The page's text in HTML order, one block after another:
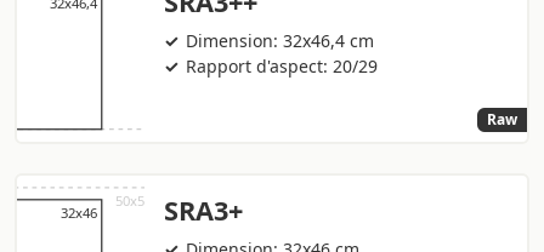
Dimension: 32x46,4 cm
Rapport d'aspect: 20/29
Raw
SRA3+